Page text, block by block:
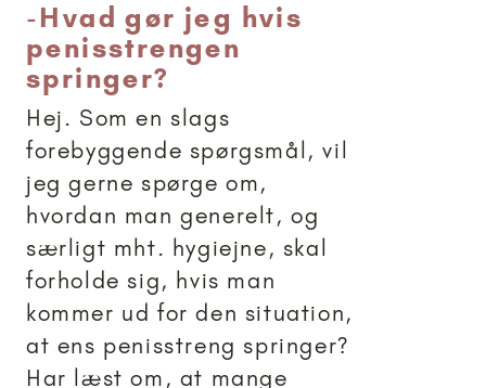
-Hvad gør jeg hvis
penisstrengen
springer?
Hej. Som en slags
forebyggende spørgsmål, vil
jeg gerne spørge om,
hvordan man generelt, og
særligt mht. hygiejne, skal
forholde sig, hvis man
kommer ud for den situation,
at ens penisstreng springer?
Har læst om, at mange